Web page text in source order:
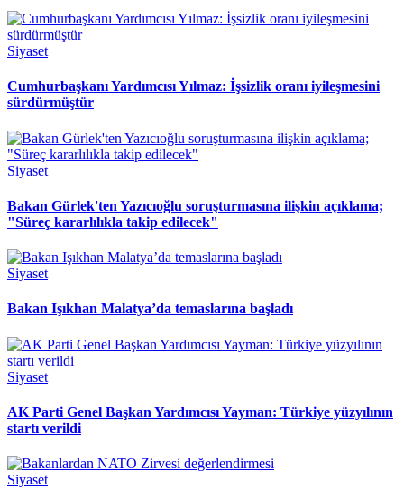
Siyaset
Cumhurbaşkanı Yardımcısı Yılmaz: İşsizlik oranı iyileşmesini
sürdürmüştür
Siyaset
Bakan Gürlek'ten Yazıcıoğlu soruşturmasına ilişkin açıklama;
"Süreç kararlılıkla takip edilecek"
Siyaset
Bakan Işıkhan Malatya’da temaslarına başladı
Siyaset
AK Parti Genel Başkan Yardımcısı Yayman: Türkiye yüzyılının
startı verildi
Siyaset